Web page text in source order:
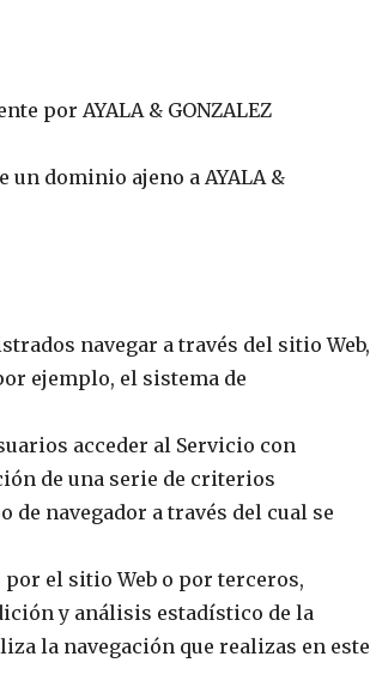
por AYALA & GONZALEZ
un dominio ajeno a AYALA &
navegar a través del sitio Web,
ejemplo, el sistema de
acceder al Servicio con
de una serie de criterios
navegador a través del cual se
por el sitio Web o por terceros,
y análisis estadístico de la
la navegación que realizas en este